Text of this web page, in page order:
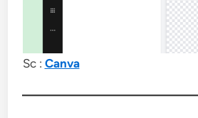
Sc : Canva